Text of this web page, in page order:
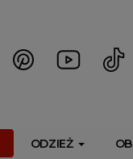
ODZIEŻ